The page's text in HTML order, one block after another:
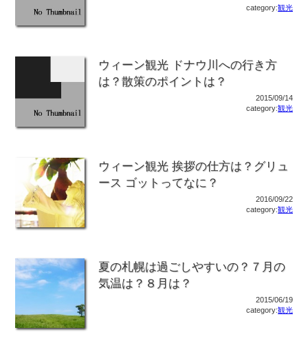
category:観光
ウィーン観光 ドナウ川への行き方
は？散策のポイントは？
2015/09/14
category:観光
ウィーン観光 挨拶の仕方は？グリュ
ース ゴットってなに？
2016/09/22
category:観光
夏の札幌は過ごしやすいの？７月の
気温は？８月は？
2015/06/19
category:観光